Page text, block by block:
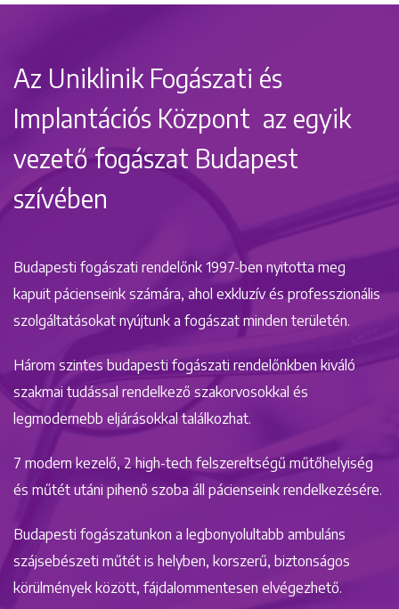
Az Uniklinik Fogászati és
Implantációs Központ az egyik
vezető fogászat Budapest
szívében
Budapesti fogászati rendelőnk 1997-ben nyitotta meg
kapuit pácienseink számára, ahol exkluzív és professzionális
szolgáltatásokat nyújtunk a fogászat minden területén.
Három szintes budapesti fogászati rendelőnkben kiváló
szakmai tudással rendelkező szakorvosokkal és
legmodernebb eljárásokkal találkozhat.
7 modern kezelő, 2 high-tech felszereltségű műtőhelyiség
és műtét utáni pihenő szoba áll pácienseink rendelkezésére.
Budapesti fogászatunkon a legbonyolultabb ambuláns
szájsebészeti műtét is helyben, korszerű, biztonságos
körülmények között, fájdalommentesen elvégezhető.